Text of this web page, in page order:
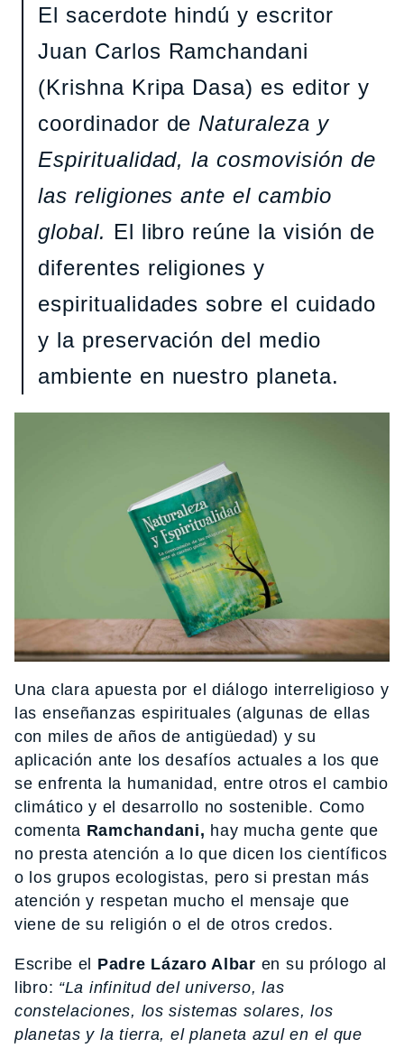
El sacerdote hindú y escritor
Juan Carlos Ramchandani
(Krishna Kripa Dasa) es editor y
coordinador de Naturaleza y
Espiritualidad, la cosmovisión de
las religiones ante el cambio
global. El libro reúne la visión de
diferentes religiones y
espiritualidades sobre el cuidado
y la preservación del medio
ambiente en nuestro planeta.
Una clara apuesta por el diálogo interreligioso y
las enseñanzas espirituales (algunas de ellas
con miles de años de antigüedad) y su
aplicación ante los desafíos actuales a los que
se enfrenta la humanidad, entre otros el cambio
climático y el desarrollo no sostenible. Como
comenta Ramchandani, hay mucha gente que
no presta atención a lo que dicen los científicos
o los grupos ecologistas, pero si prestan más
atención y respetan mucho el mensaje que
viene de su religión o el de otros credos.
Escribe el Padre Lázaro Albar en su prólogo al
libro: “La infinitud del universo, las
constelaciones, los sistemas solares, los
planetas y la tierra, el planeta azul en el que